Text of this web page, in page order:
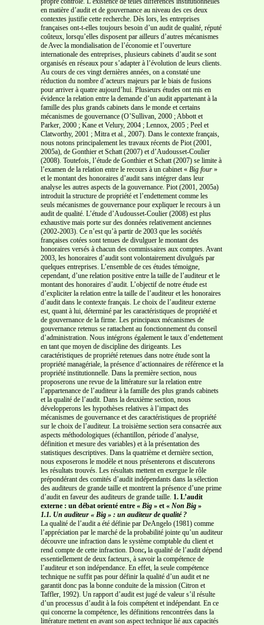
en matière d’audit et de gouvernance au niveau des ces deux
contextes justifie cette recherche. Dès lors, les entreprises
françaises ont-t-elles toujours besoin d’un audit de qualité, réputé
coûteux, lorsqu’elles disposent par ailleurs d’autres mécanismes
de Avec la mondialisation de l’économie et l’ouverture
internationale des entreprises, plusieurs cabinets d’audit se sont
organisés en réseaux pour s’adapter à l’évolution de leurs clients.
Au cours de ces vingt dernières années, on a constaté une
réduction du nombre d’acteurs majeurs par le biais de fusions
pour arriver à quatre aujourd’hui. Plusieurs études ont mis en
évidence la relation entre la demande d’un audit appartenant à la
famille des plus grands cabinets dans le monde et certains
mécanismes de gouvernance (O’Sullivan, 2000 ; Abbott et
Parker, 2000 ; Kane et Velury, 2004 ; Lennox, 2005 ; Peel et
Clatworthy, 2001 ; Mitra et al., 2007). Dans le contexte français,
nous notons principalement les travaux récents de Piot (2001,
2005a), de Gonthier et Schatt (2007) et d’Audousset-Coulier
(2008). Toutefois, l’étude de Gonthier et Schatt (2007) se limite à
l’examen de la relation entre le recours à un cabinet « Big four »
et le montant des honoraires d’audit sans intégrer dans leur
analyse les autres aspects de la gouvernance. Piot (2001, 2005a)
introduit la structure de propriété et l’endettement comme les
seuls mécanismes de gouvernance pour expliquer le recours à un
audit de qualité. L’étude d’Audousset-Coulier (2008) est plus
exhaustive mais porte sur des données relativement anciennes
(2002-2003). Ce n’est qu’à partir de 2003 que les sociétés
françaises cotées sont tenues de divulguer le montant des
honoraires versés à chacun des commissaires aux comptes. Avant
2003, les honoraires d’audit sont volontairement divulgués par
quelques entreprises. L’ensemble de ces études témoigne,
cependant, d’une relation positive entre la taille de l’auditeur et le
montant des honoraires d’audit. L’objectif de notre étude est
d’expliciter la relation entre la taille de l’auditeur et les honoraires
d’audit dans le contexte français. Le choix de l’auditeur externe
est, quant à lui, déterminé par les caractéristiques de propriété et
de gouvernance de la firme. Les principaux mécanismes de
gouvernance retenus se rattachent au fonctionnement du conseil
d’administration. Nous intégrons également le taux d’endettement
en tant que moyen de discipline des dirigeants. Les
caractéristiques de propriété retenues dans notre étude sont la
propriété managériale, la présence d’actionnaires de référence et la
propriété institutionnelle. Dans la première section, nous
proposerons une revue de la littérature sur la relation entre
l’appartenance de l’auditeur à la famille des plus grands cabinets
et la qualité de l’audit. Dans la deuxième section, nous
développerons les hypothèses relatives à l’impact des
mécanismes de gouvernance et des caractéristiques de propriété
sur le choix de l’auditeur. La troisième section sera consacrée aux
aspects méthodologiques (échantillon, période d’analyse,
définition et mesure des variables) et à la présentation des
statistiques descriptives. Dans la quatrième et dernière section,
nous exposerons le modèle et nous présenterons et discuterons
les résultats trouvés. Les résultats mettent en exergue le rôle
prépondérant des comités d’audit indépendants dans la sélection
des auditeurs de grande taille et montrent la présence d’une prime
d’audit en faveur des auditeurs de grande taille. 1. L’audit
externe : un débat orienté entre « Big » et « Non Big »
1.1. Un auditeur « Big » : un auditeur de qualité ?
La qualité de l’audit a été définie par DeAngelo (1981) comme
l’appréciation par le marché de la probabilité jointe qu’un auditeur
découvre une infraction dans le système comptable du client et
rend compte de cette infraction. Donc, la qualité de l’audit dépend
essentiellement de deux facteurs, à savoir la compétence de
l’auditeur et son indépendance. En effet, la seule compétence
technique ne suffit pas pour définir la qualité d’un audit et ne
garantit donc pas la bonne conduite de la mission (Citron et
Taffler, 1992). Un rapport d’audit est jugé de valeur s’il résulte
d’un processus d’audit à la fois compétent et indépendant. En ce
qui concerne la compétence, les définitions rencontrées dans la
littérature mettent en avant son aspect technique lié aux capacités